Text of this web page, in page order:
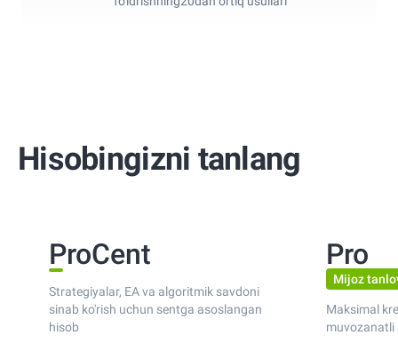
Hisobingizni tanlang
ProCent
Strategiyalar, EA va algoritmik savdoni
sinab ko'rish uchun sentga asoslangan
hisob
Pro
Mijoz
Maksimal
muvozanatli